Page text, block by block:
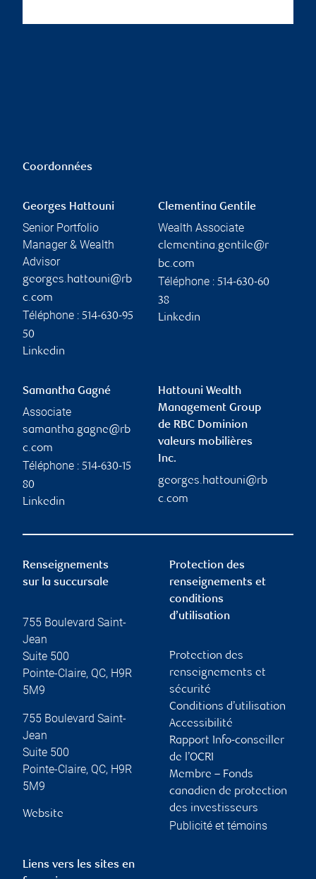
Coordonnées
Georges Hattouni
Senior Portfolio
Manager & Wealth
Advisor
georges.hattouni@rb
c.com
Téléphone : 514-630-95
50
Linkedin
Clementina Gentile
Wealth Associate
clementina.gentile@r
bc.com
Téléphone : 514-630-60
38
Linkedin
Samantha Gagné
Associate
samantha.gagne@rb
c.com
Téléphone : 514-630-15
80
Linkedin
Hattouni Wealth
Management Group
de RBC Dominion
valeurs mobilières
Inc.
georges.hattouni@rb
c.com
Renseignements
sur la succursale
755 Boulevard Saint-
Jean
Suite 500
Pointe-Claire, QC, H9R
5M9
755 Boulevard Saint-
Jean
Suite 500
Pointe-Claire, QC, H9R
5M9
Website
Protection des
renseignements et
conditions
d’utilisation
Protection des
renseignements et
sécurité
Conditions d’utilisation
Accessibilité
Rapport Info-conseiller
de l’OCRI
Membre – Fonds
canadien de protection
des investisseurs
Publicité et témoins
Liens vers les sites en